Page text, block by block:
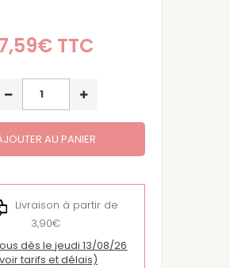
TTC
AU PANIER
Livraison à partir de
3,90€
dès le jeudi 13/08/26
tarifs et délais)